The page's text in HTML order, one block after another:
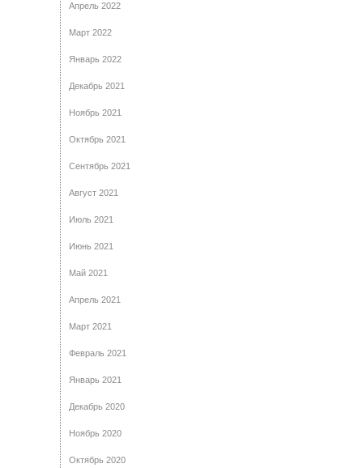
Апрель 2022
Март 2022
Январь 2022
Декабрь 2021
Ноябрь 2021
Октябрь 2021
Сентябрь 2021
Август 2021
Июль 2021
Июнь 2021
Май 2021
Апрель 2021
Март 2021
Февраль 2021
Январь 2021
Декабрь 2020
Ноябрь 2020
Октябрь 2020